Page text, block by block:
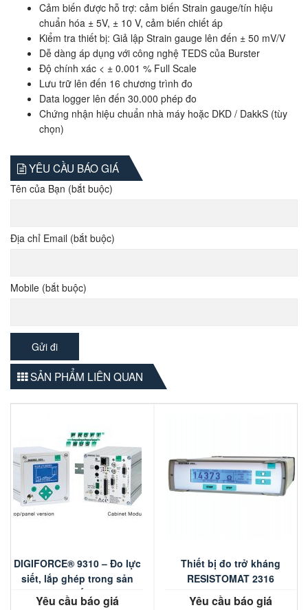
Cảm biến được hỗ trợ: cảm biến Strain gauge/tín hiệu
chuẩn hóa ± 5V, ± 10 V, cảm biến chiết áp
Kiểm tra thiết bị: Giả lập Strain gauge lên đến ± 50 mV/V
Dễ dàng áp dụng với công nghệ TEDS của Burster
Độ chính xác < ± 0.001 % Full Scale
Lưu trữ lên đến 16 chương trình đo
Data logger lên đến 30.000 phép đo
Chứng nhận hiệu chuẩn nhà máy hoặc DKD / DakkS (tùy
chọn)
YÊU CẦU BÁO GIÁ
Tên của Bạn (bắt buộc)
Địa chỉ Email (bắt buộc)
Mobile (bắt buộc)
SẢN PHẨM LIÊN QUAN
DIGIFORCE® 9310 – Đo lực
siết, lắp ghép trong sản
xuất
Yêu cầu báo giá
Thiết bị đo trở kháng
RESISTOMAT 2316
Yêu cầu báo giá